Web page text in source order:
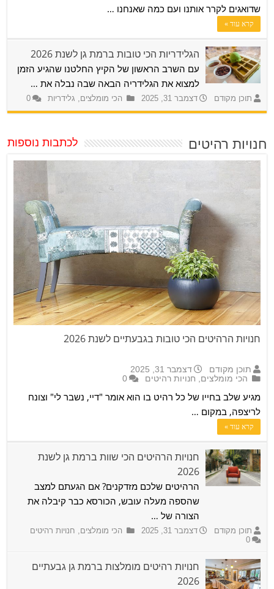
שדואגים לקרר אותנו ועם כמה שאנחנו …
קרא עוד »
הגלידריות הכי טובות ברמת גן לשנת 2026
עם השרב הראשון של הקיץ החלטנו שהגיע הזמן
למצוא את הגלידריה הבאה שבה נבלה את …
תוכן מקודם דצמבר 31, 2025 הכי מומלצים, גלידריות 0
חנויות רהיטים לכתבות נוספות
חנויות הרהיטים הכי טובות בגבעתיים לשנת 2026
תוכן מקודם
דצמבר 31, 2025
הכי מומלצים, חנויות רהיטים 0
מגיע שלב בחייו של כל רהיט בו הוא אומר "דיי, נשבר לי" וצונח
לריצפה, במקום …
קרא עוד »
חנויות הרהיטים הכי שוות ברמת גן לשנת
2026
הרהיטים שלכם מזדקנים? אם הגעתם למצב
שהספה מעלה עובש, הכורסא כבר קיבלה את
הצורה של …
תוכן מקודם דצמבר 31, 2025 הכי מומלצים, חנויות רהיטים
0
חנויות רהיטים מומלצות ברמת גן גבעתיים
2026